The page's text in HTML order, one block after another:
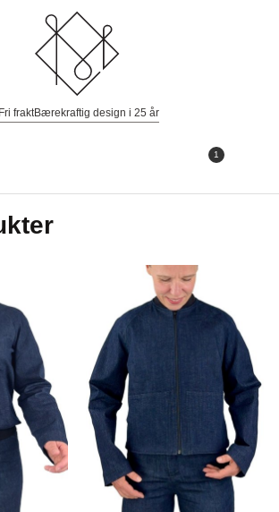
Fri fraktBærekraftig design i 25 år
1